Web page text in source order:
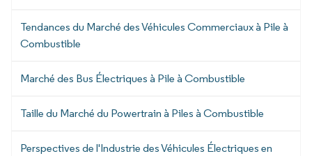
Tendances du Marché des Véhicules Commerciaux à Pile à
Combustible
Marché des Bus Électriques à Pile à Combustible
Taille du Marché du Powertrain à Piles à Combustible
Perspectives de l'Industrie des Véhicules Électriques en